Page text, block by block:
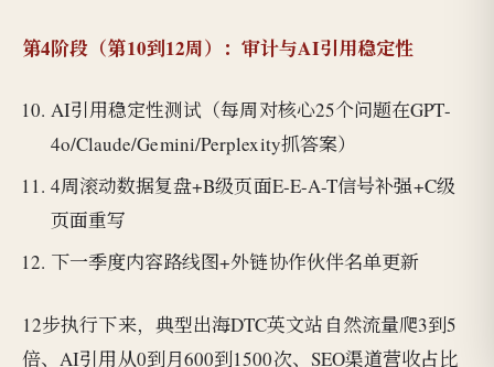
第4阶段（第10到12周）：审计与AI引用稳定性
AI引用稳定性测试（每周对核心25个问题在GPT-
4o/Claude/Gemini/Perplexity抓答案）
4周滚动数据复盘+B级页面E-E-A-T信号补强+C级
页面重写
下一季度内容路线图+外链协作伙伴名单更新
12步执行下来，典型出海DTC英文站自然流量爬3到5
倍、AI引用从0到月600到1500次、SEO渠道营收占比